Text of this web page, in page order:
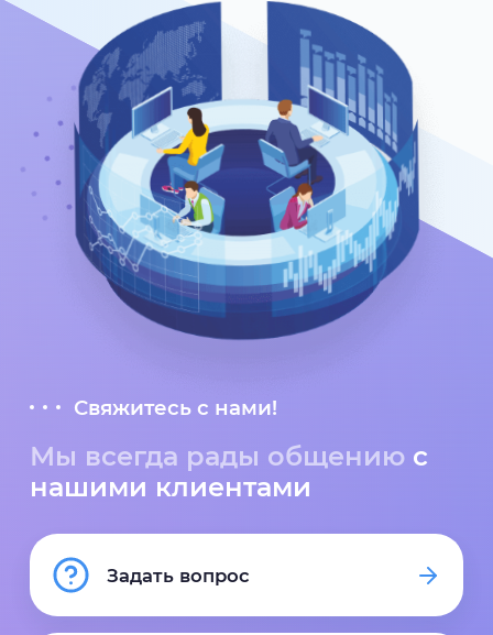
Свяжитесь с нами!
Мы всегда рады общению с
нашими клиентами
Задать вопрос